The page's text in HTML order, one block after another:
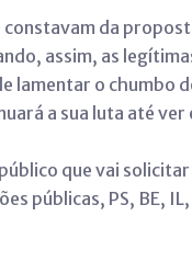
constavam da
assim, as
lamentar o chumbo
a sua luta até
que vai
públicas, PS, BE,